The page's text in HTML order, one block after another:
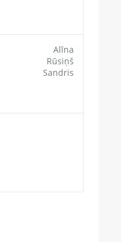
Alīna
Rūsiņš
Sandris